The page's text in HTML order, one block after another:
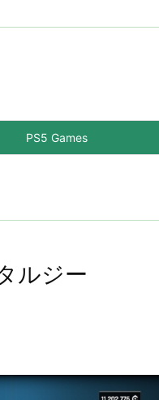
PS5 Games
ルジー